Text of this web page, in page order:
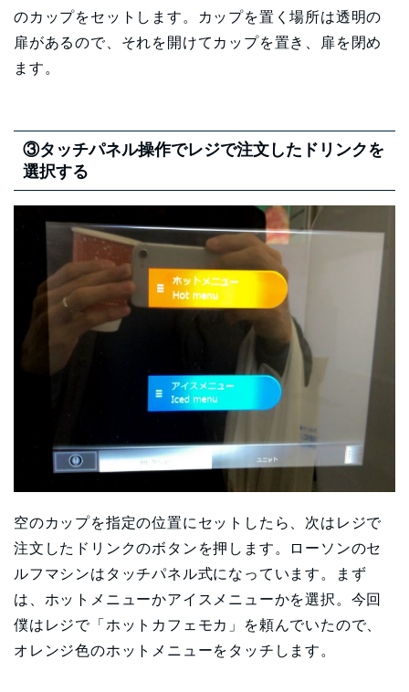
のカップをセットします。カップを置く場所は透明の
扉があるので、それを開けてカップを置き、扉を閉め
ます。
③タッチパネル操作でレジで注文したドリンクを
選択する
空のカップを指定の位置にセットしたら、次はレジで
注文したドリンクのボタンを押します。ローソンのセ
ルフマシンはタッチパネル式になっています。まず
は、ホットメニューかアイスメニューかを選択。今回
僕はレジで「ホットカフェモカ」を頼んでいたので、
オレンジ色のホットメニューをタッチします。